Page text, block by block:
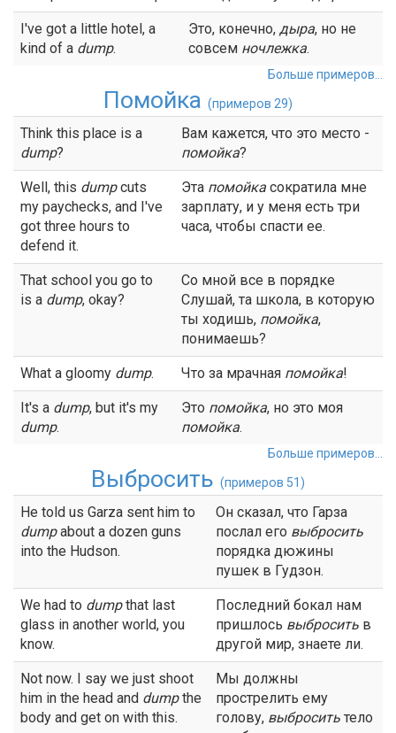
I've got a little hotel, a
kind of a dump.
Это, конечно, дыра, но не
совсем ночлежка.
Больше примеров...
Помойка (примеров 29)
Think this place is a
dump?
Вам кажется, что это место -
помойка?
Well, this dumpcuts
my paychecks, and I've
got three hours to
defend it.
Эта помойка сократила мне
зарплату, и у меня есть три
часа, чтобы спасти ее.
That school you go to
is a dump, okay?
Со мной все в порядке
Слушай, та школа, в которую
ты ходишь, помойка,
понимаешь?
What a gloomy dump. Что за мрачная помойка!
It's a dump, but it's my
dump.
Это помойка, но это моя
помойка.
Больше примеров...
Выбросить (примеров 51)
He told us Garza sent him to
dumpabout a dozen guns
into the Hudson.
Он сказал, что Гарза
послал его выбросить
порядка дюжины
пушек в Гудзон.
We had to dumpthat last
glass in another world, you
know.
Последний бокал нам
пришлось выбросить в
другой мир, знаете ли.
Not now. I say we just shoot
him in the head and dumpthe
body and get on with this.
Мы должны
прострелить ему
голову, выбросить тело